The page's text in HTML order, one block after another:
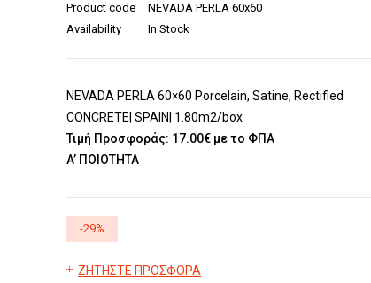
Product code
NEVADA PERLA 60x60
Availability
In Stock
NEVADA PERLA 60×60 Porcelain, Satine, Rectified
CONCRETE| SPAIN| 1.80m2/box
Τιμή Προσφοράς: 17.00€ με το ΦΠΑ
A’ ΠΟΙΟΤΗΤΑ
-29%
ΖΗΤΗΣΤΕ ΠΡΟΣΦΟΡΑ